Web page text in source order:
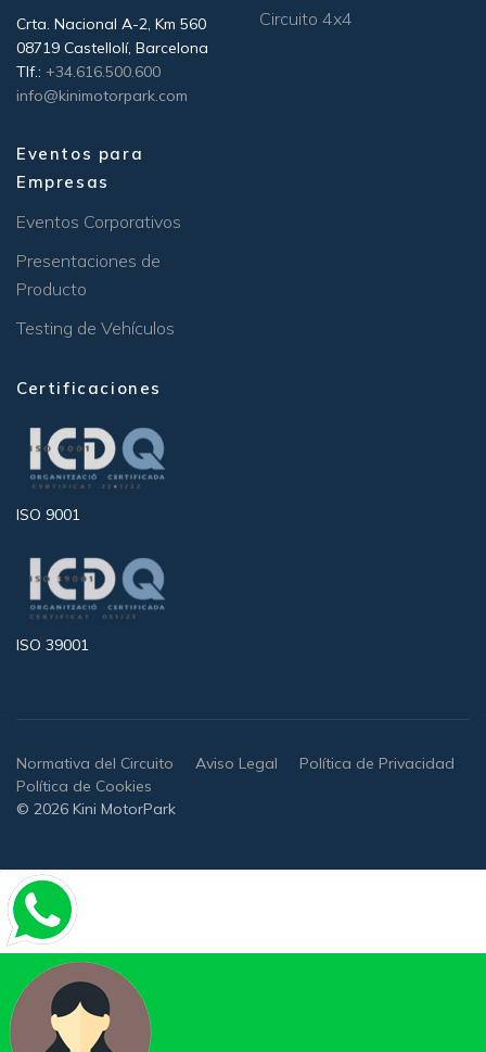
Crta. Nacional A-2, Km 560
08719 Castellolí, Barcelona
Tlf.: +34.616.500.600
info@kinimotorpark.com
Circuito 4x4
Eventos para
Empresas
Eventos Corporativos
Presentaciones de
Producto
Testing de Vehículos
Certificaciones
ISO 9001
ISO 39001
Normativa del Circuito Aviso Legal
Política de Privacidad
Política de Cookies
© 2026 Kini MotorPark